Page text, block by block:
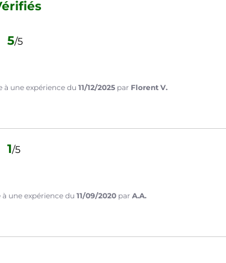
5/5
à une expérience du 11/12/2025 par Florent V.
1/5
à une expérience du 11/09/2020 par A.A.